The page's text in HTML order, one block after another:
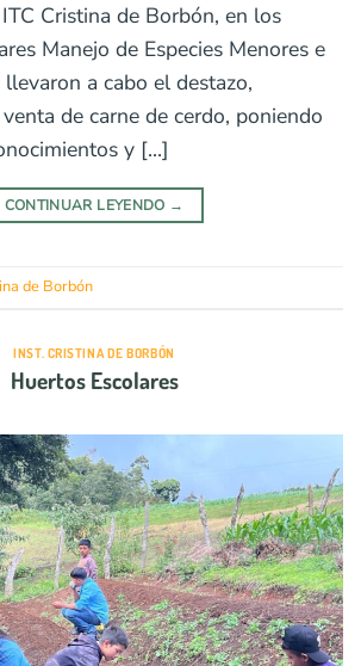
Cristina de Borbón, en los
Manejo de Especies Menores e
a cabo el destazo,
de carne de cerdo, poniendo
y […]
CONTINUAR LEYENDO →
de Borbón
INST. CRISTINA DE BORBÓN
Huertos Escolares